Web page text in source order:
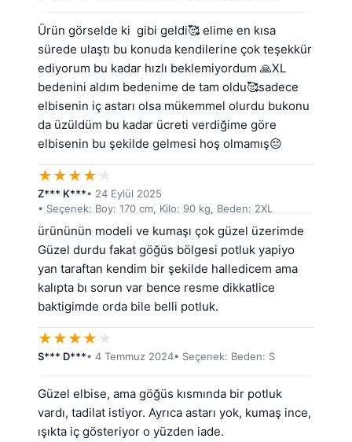
Ürün görselde ki  gibi geldi🥰 elime en kısa
sürede ulaştı bu konuda kendilerine çok teşekkür
ediyorum bu kadar hızlı beklemiyordum 🙏XL
bedenini aldım bedenime de tam oldu🥰sadece
elbisenin iç astarı olsa mükemmel olurdu bukonu
da üzüldüm bu kadar ücreti verdiğime göre
elbisenin bu şekilde gelmesi hoş olmamış😔
★★★★ ★
Z*** K***• 24 Eylül 2025
• Seçenek: Boy: 170 cm, Kilo: 90 kg, Beden: 2XL
ürününün modeli ve kumaşı çok güzel üzerimde
Güzel durdu fakat göğüs bölgesi potluk yapiyo
yan taraftan kendim bir şekilde halledicem ama
kalıpta bı sorun var bence resme dikkatlice
baktigimde orda bile belli potluk.
★★★★ ★
S*** D***• 4 Temmuz 2024• Seçenek: Beden: S
Güzel elbise, ama göğüs kısmında bir potluk
vardı, tadilat istiyor. Ayrıca astarı yok, kumaş ince,
ışıkta iç gösteriyor o yüzden iade.